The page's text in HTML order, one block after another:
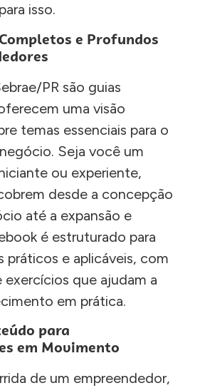
isso.
e Profundos
PR são guias
uma visão
temas essenciais para o
Seja você um
ou experiente,
desde a concepção
até a expansão e
é estruturado para
práticos e aplicáveis, com
exercícios que ajudam a
em prática.
para
em Movimento
de um empreendedor,